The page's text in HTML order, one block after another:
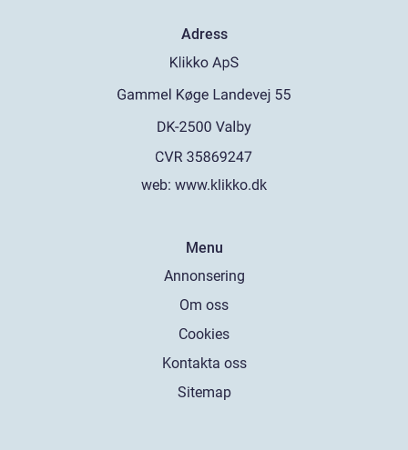
Adress
web: www.klikko.dk
Menu
Annonsering
Om oss
Cookies
Kontakta oss
Sitemap